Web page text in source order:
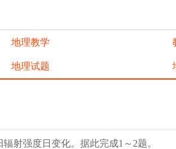
地理教学
地理试题
射强度日变化。据此完成1～2题。